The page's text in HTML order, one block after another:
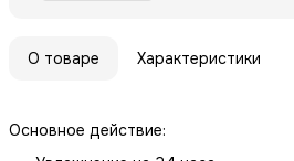
О товаре Характеристики
Основное действие: